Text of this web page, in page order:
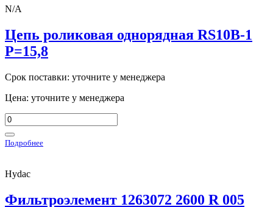
N/A
Цепь роликовая однорядная RS10B-1
Р=15,8
Срок поставки: уточните у менеджера
Цена: уточните у менеджера
Подробнее
Hydac
Фильтроэлемент 1263072 2600 R 005